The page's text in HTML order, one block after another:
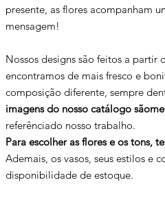
presente, as flores acompanham
mensagem!
Nossos designs são feitos a partir
encontramos de mais fresco e
composição diferente, sempre
imagens do nosso catálogo
referênciado nosso trabalho.
Para escolher as flores e os tons,
Ademais, os vasos, seus estilos e
disponibilidade de estoque.